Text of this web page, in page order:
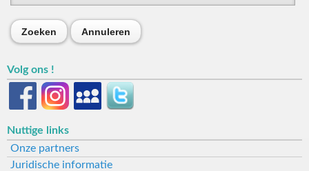
Zoeken Annuleren
Volg ons !
Nuttige links
Onze partners
Juridische informatie